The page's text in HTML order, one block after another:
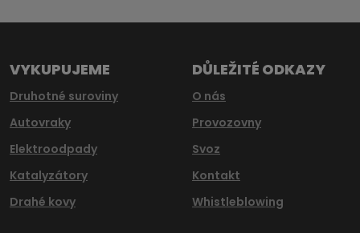
nepodařilo
VYKUPUJEME
Druhotné suroviny
Autovraky
Elektroodpady
Katalyzátory
Drahé kovy
DŮLEŽITÉ ODKAZY
O nás
Provozovny
Svoz
Kontakt
Whistleblowing